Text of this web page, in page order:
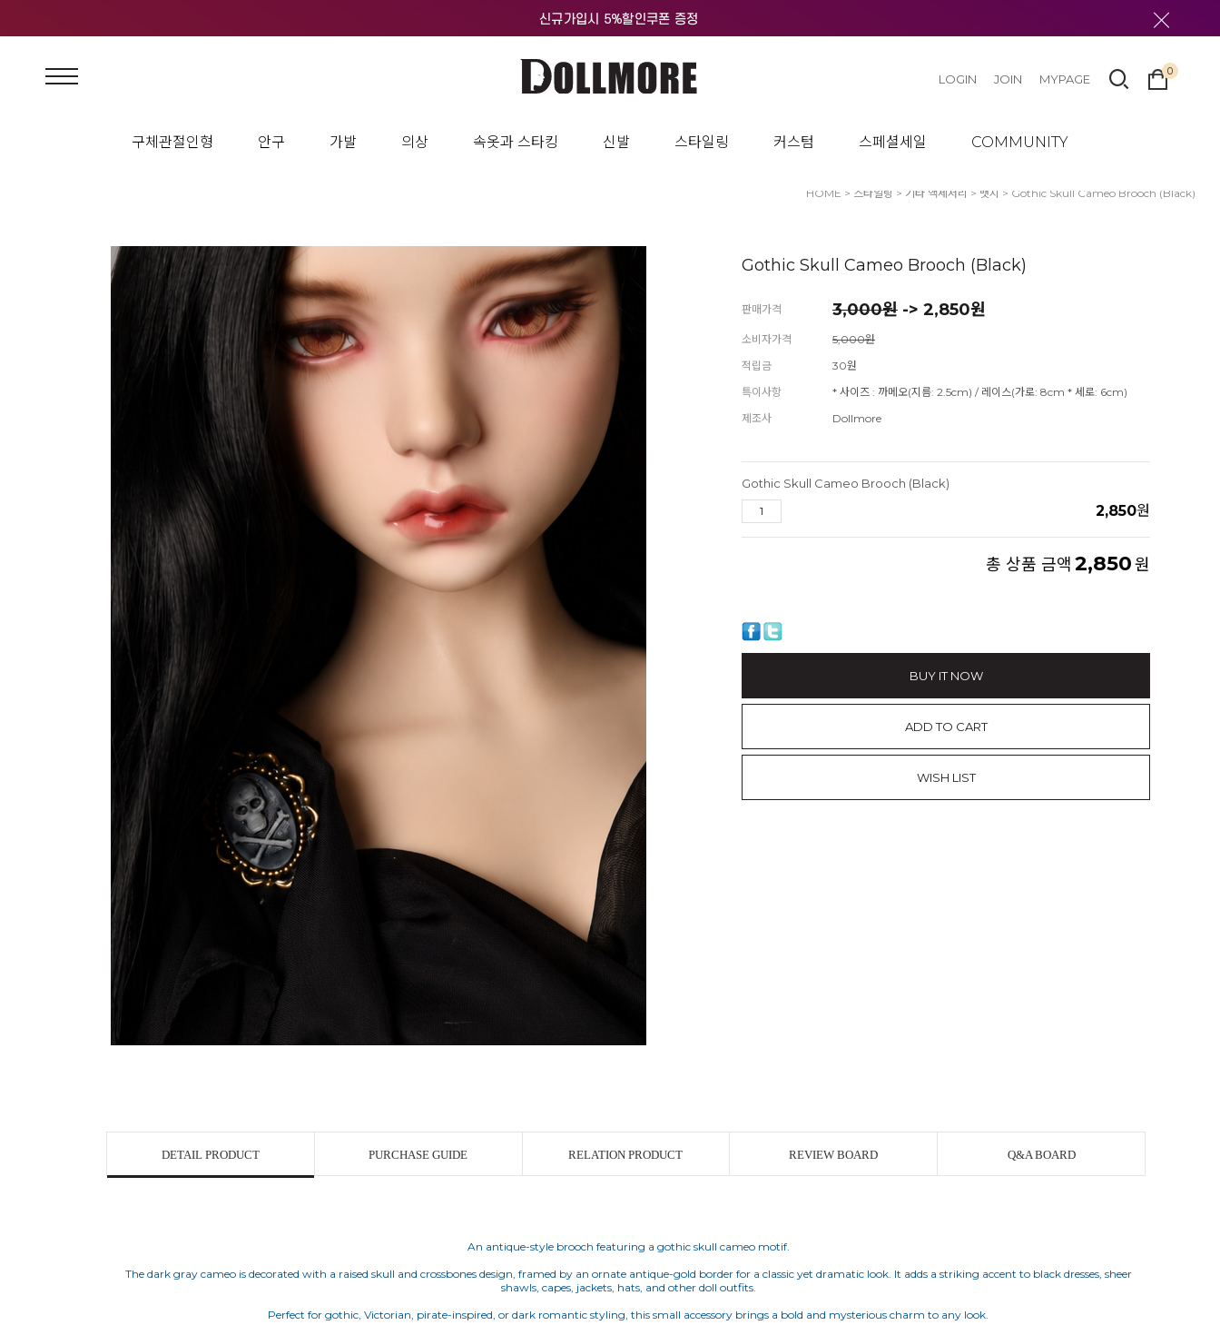
구체관절인형 안구 가발 의상 속옷과 스타킹 신발 스타일링 커스텀 스페셜세일 COMMUNITY
LOGIN JOIN MYPAGE
0
HOME > 스타일링 > 기타 액세서리 > 뱃지 > Gothic Skull Cameo Brooch (Black)
Gothic Skull Cameo Brooch (Black)
판매가격 3,000원 -> 2,850원
소비자가격
5,000원
적립금
30원
특이사항
* 사이즈 : 까메오(지름: 2.5cm) / 레이스(가로: 8cm * 세로: 6cm)
제조사
Dollmore
Gothic Skull Cameo Brooch (Black)
2,850원
총 상품 금액 2,850원
BUY IT NOW
ADD TO CART
WISH LIST
DETAIL PRODUCT PURCHASE GUIDE RELATION PRODUCT REVIEW BOARD Q&A BOARD
An antique-style brooch featuring a gothic skull cameo motif.
The dark gray cameo is decorated with a raised skull and crossbones design, framed by an ornate antique-gold border for a classic yet dramatic look. It adds a striking accent to black dresses, sheer
shawls, capes, jackets, hats, and other doll outfits.
Perfect for gothic, Victorian, pirate-inspired, or dark romantic styling, this small accessory brings a bold and mysterious charm to any look.